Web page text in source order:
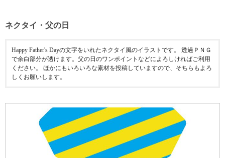
ネクタイ・父の日
Happy Father's Dayの文字をいれたネクタイ風のイラストです。 透過ＰＮＧ
で余白部分が透けます。父の日のワンポイントなどによろしければご利用
ください。 ほかにもいろいろな素材を投稿していますので、そちらもよろ
しくお願いします。